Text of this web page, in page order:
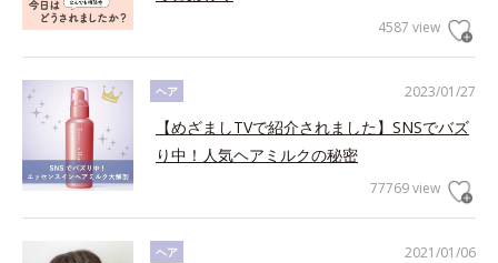
4587 view
2023/01/27
ヘア
【めざましTVで紹介されました】SNSでバズ
り中！人気ヘアミルクの秘密
77769 view
2021/01/06
ヘア